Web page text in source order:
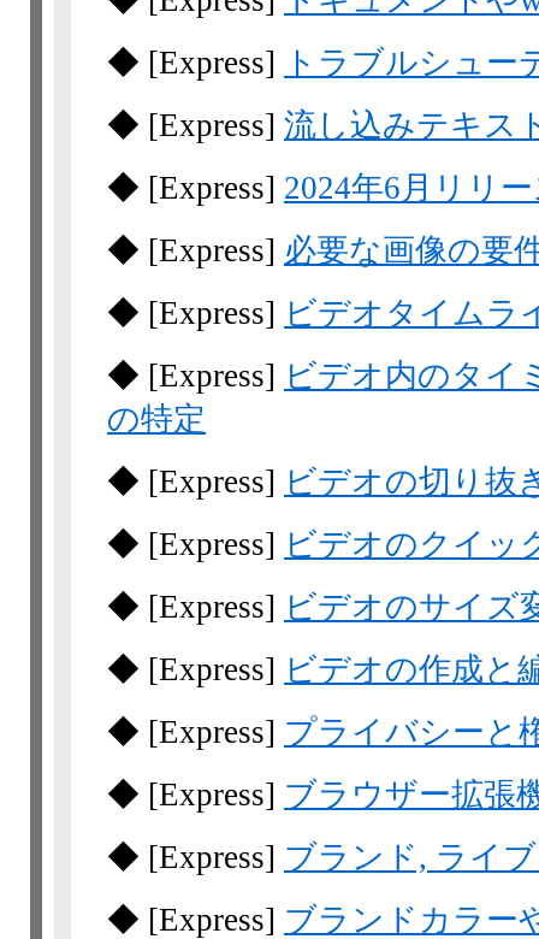
◆ [Express]
トラブルシュー
◆ [Express] 流し込みテキス
◆ [Express] 2024年6月リリ
◆ [Express] 必要な画像の要
◆ [Express] ビデオタイムラ
◆ [Express] ビデオ内のタイ
の特定
◆ [Express] ビデオの切り抜
◆ [Express] ビデオのクイッ
◆ [Express] ビデオのサイズ
◆ [Express] ビデオの作成と
◆ [Express] プライバシーと
◆ [Express] ブラウザー拡張
◆ [Express] ブランド, ライ
◆ [Express] ブランドカラー